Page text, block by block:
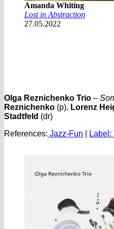
Amanda Whiting
Lost in Abstraction
27.05.2022
Olga Reznichenko Trio –
Reznichenko (p), Lorenz
Stadtfeld (dr)
References: Jazz-Fun Label: